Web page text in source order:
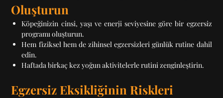
Oluşturun
Köpeğinizin cinsi, yaşı ve enerji seviyesine göre bir egzersiz
programı oluşturun.
Hem fiziksel hem de zihinsel egzersizleri günlük rutine dahil
edin.
Haftada birkaç kez yoğun aktivitelerle rutini zenginleştirin.
Egzersiz Eksikliğinin Riskleri